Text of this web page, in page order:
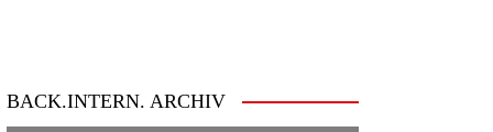
BACK.INTERN. ARCHIV